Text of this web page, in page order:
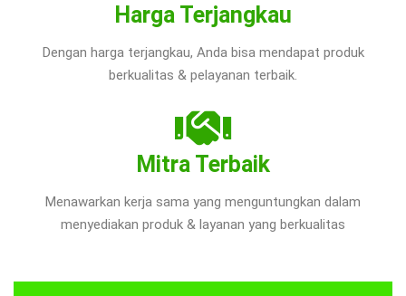
Harga Terjangkau
Dengan harga terjangkau, Anda bisa mendapat produk
berkualitas & pelayanan terbaik.
Mitra Terbaik
Menawarkan kerja sama yang menguntungkan dalam
menyediakan produk & layanan yang berkualitas